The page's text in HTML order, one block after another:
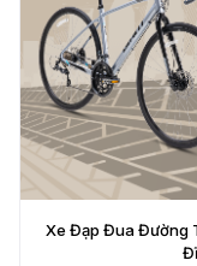
Xe Đạp Đua Đường